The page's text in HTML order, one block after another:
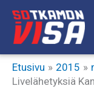
Siirry
sisältöön
Etusivu 2015
Livelähetyksiä